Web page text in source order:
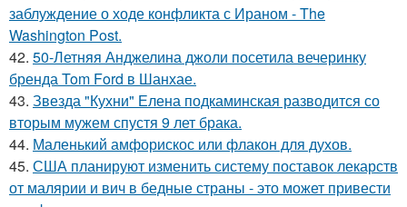
заблуждение о ходе конфликта с Ираном - The
Washington Post.
42. 50-Летняя Анджелина джоли посетила вечеринку
бренда Tom Ford в Шанхае.
43. Звезда "Кухни" Елена подкаминская разводится со
вторым мужем спустя 9 лет брака.
44. Маленький амфорискос или флакон для духов.
45. США планируют изменить систему поставок лекарств
от малярии и вич в бедные страны - это может привести